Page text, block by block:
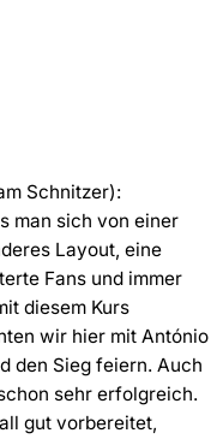
Schnitzer):
man sich von einer
Layout, eine
Fans und immer
diesem Kurs
wir hier mit António
den Sieg feiern. Auch
sehr erfolgreich.
gut vorbereitet,